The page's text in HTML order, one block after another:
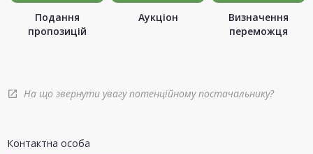
Подання
пропозицій
Аукціон
Визначення
переможця
open_in_new На що звернути увагу потенційному постачальнику?
Контактна особа